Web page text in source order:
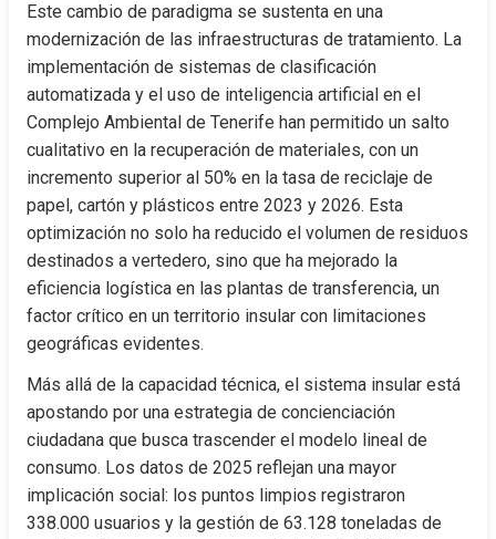
Este cambio de paradigma se sustenta en una
modernización de las infraestructuras de tratamiento. La
implementación de sistemas de clasificación
automatizada y el uso de inteligencia artificial en el
Complejo Ambiental de Tenerife han permitido un salto
cualitativo en la recuperación de materiales, con un
incremento superior al 50% en la tasa de reciclaje de
papel, cartón y plásticos entre 2023 y 2026. Esta
optimización no solo ha reducido el volumen de residuos
destinados a vertedero, sino que ha mejorado la
eficiencia logística en las plantas de transferencia, un
factor crítico en un territorio insular con limitaciones
geográficas evidentes.
Más allá de la capacidad técnica, el sistema insular está
apostando por una estrategia de concienciación
ciudadana que busca trascender el modelo lineal de
consumo. Los datos de 2025 reflejan una mayor
implicación social: los puntos limpios registraron
338.000 usuarios y la gestión de 63.128 toneladas de